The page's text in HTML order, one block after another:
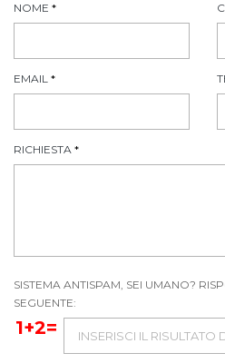
NOME *
EMAIL *
RICHIESTA *
SISTEMA ANTISPAM, SEI UMANO?
SEGUENTE:
1+2=